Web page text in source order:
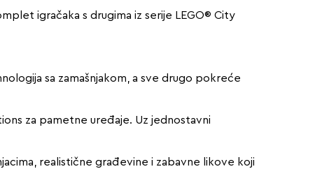
igračaka s drugima iz serije LEGO® City
sa zamašnjakom, a sve drugo pokreće
za pametne uređaje. Uz jednostavni
realistične građevine i zabavne likove koji